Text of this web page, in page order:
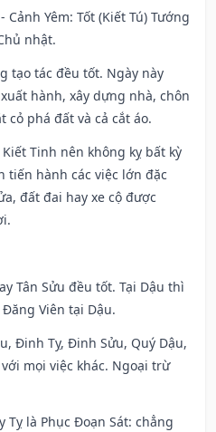
Cảnh Yêm: Tốt (Kiết Tú) Tướng
nhật.
tạo tác đều tốt. Ngày này
hành, xây dựng nhà, chôn
cỏ phá đất và cả cắt áo.
Tinh nên không kỵ bất kỳ
tiến hành các việc lớn đặc
đất đai hay xe cộ được
Tân Sửu đều tốt. Tại Dậu thì
Viên tại Dậu.
Đinh Tỵ, Đinh Sửu, Quý Dậu,
mọi việc khác. Ngoại trừ
Tỵ là Phục Đoạn Sát: chẳng